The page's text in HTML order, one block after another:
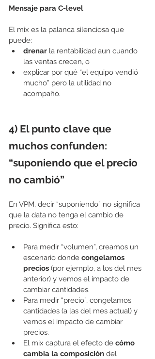
Mensaje para C-level
El mix es la palanca silenciosa que
puede:
drenar la rentabilidad aun cuando
las ventas crecen, o
explicar por qué “el equipo vendió
mucho” pero la utilidad no
acompañó.
4) El punto clave que
muchos confunden:
“suponiendo que el precio
no cambió”
En VPM, decir “suponiendo” no significa
que la data no tenga el cambio de
precio. Significa esto:
Para medir “volumen”, creamos un
escenario donde congelamos
precios (por ejemplo, a los del mes
anterior) y vemos el impacto de
cambiar cantidades.
Para medir “precio”, congelamos
cantidades (a las del mes actual) y
vemos el impacto de cambiar
precios.
El mix captura el efecto de cómo
cambia la composición del